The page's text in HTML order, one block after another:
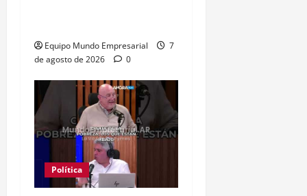
Equipo Mundo Empresarial
7
de agosto de 2026
0
Política